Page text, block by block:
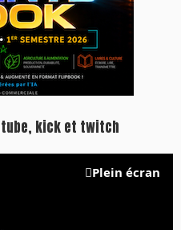
kick et twitch
Plein écran